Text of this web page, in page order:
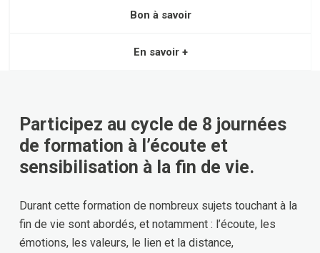
Bon à savoir
En savoir +
Participez au cycle de 8 journées
de formation à l’écoute et
sensibilisation à la fin de vie.
Durant cette formation de nombreux sujets touchant à la
fin de vie sont abordés, et notamment : l’écoute, les
émotions, les valeurs, le lien et la distance,